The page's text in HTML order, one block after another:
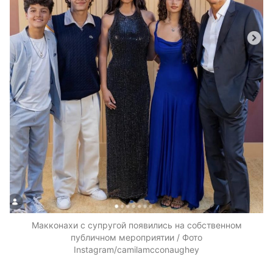
Макконахи с супругой появились на собственном
публичном мероприятии / Фото
Instagram/camilamcconaughey